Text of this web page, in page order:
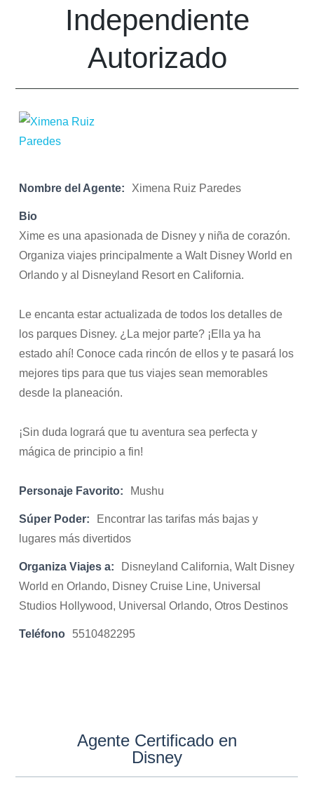
Independiente
Autorizado
Nombre del Agente: Ximena Ruiz Paredes
Bio
Xime es una apasionada de Disney y niña de corazón.
Organiza viajes principalmente a Walt Disney World en
Orlando y al Disneyland Resort en California.
Le encanta estar actualizada de todos los detalles de
los parques Disney. ¿La mejor parte? ¡Ella ya ha
estado ahí! Conoce cada rincón de ellos y te pasará los
mejores tips para que tus viajes sean memorables
desde la planeación.
¡Sin duda logrará que tu aventura sea perfecta y
mágica de principio a fin!
Personaje Favorito: Mushu
Súper Poder:
Encontrar las tarifas más bajas y
lugares más divertidos
Organiza Viajes a:
Disneyland California, Walt Disney
World en Orlando, Disney Cruise Line, Universal
Studios Hollywood, Universal Orlando, Otros Destinos
Teléfono 5510482295